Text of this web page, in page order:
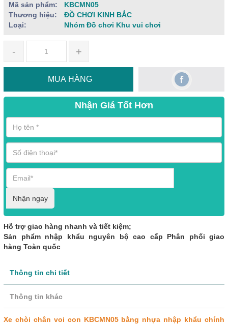
Mã sản phẩm:
KBCMN05
Thương hiệu:
ĐỒ CHƠI KINH BẮC
Loại:
Nhóm Đồ chơi Khu vui chơi
- +
MUA HÀNG
Nhận Giá Tốt Hơn
Nhận ngay
Hỗ trợ giao hàng nhanh và tiết kiệm;
Sản phẩm nhập khẩu nguyên bộ cao cấp Phân phối giao
hàng Toàn quốc
Thông tin chi tiết
Thông tin khác
Xe chòi chân voi con KBCMN05 bằng nhựa nhập khẩu chính